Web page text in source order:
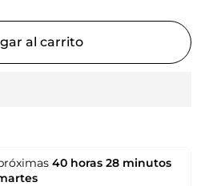
al carrito
40 horas 28 minutos